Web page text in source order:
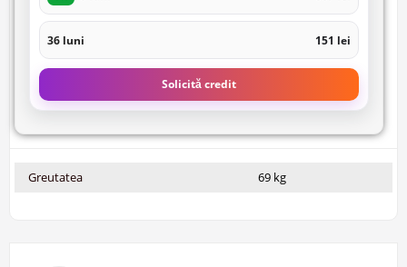
36 luni 151 lei
Solicită credit
Greutatea 69 kg